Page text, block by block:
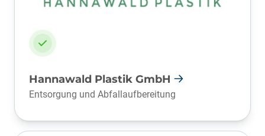
Hannawald Plastik GmbH
Entsorgung und Abfallaufbereitung